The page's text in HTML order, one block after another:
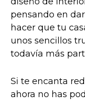
pensando en
hacer que tu
unos sencillos
todavía más
Si te encanta
ahora no has